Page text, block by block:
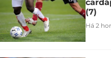
(7)
Há 2